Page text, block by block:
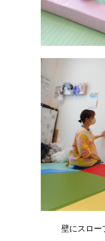
壁にスロー